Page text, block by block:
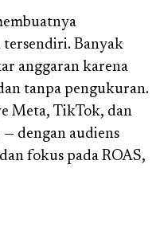
tersendiri. Banyak
anggaran karena
tanpa pengukuran.
Meta, TikTok, dan
dengan audiens
fokus pada ROAS,